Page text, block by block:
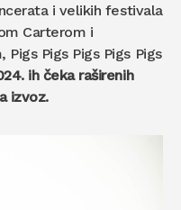
i velikih festivala
Carterom i
Pigs Pigs Pigs Pigs
ih čeka raširenih
izvoz.